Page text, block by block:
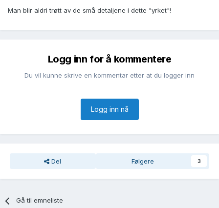
Man blir aldri trøtt av de små detaljene i dette "yrket"!
Logg inn for å kommentere
Du vil kunne skrive en kommentar etter at du logger inn
Logg inn nå
Del Følgere 3
Gå til emneliste